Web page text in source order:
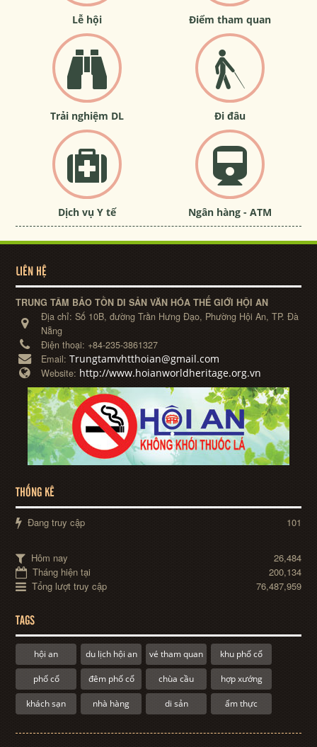
Lễ hội Điểm tham quan
Trải nghiệm DL Đi đâu
Dịch vụ Y tế Ngân hàng - ATM
LIÊN HỆ
TRUNG TÂM BẢO TỒN DI SẢN VĂN HÓA THẾ GIỚI HỘI AN
Địa chỉ:Số 10B, đường Trần Hưng Đạo, Phường Hội An, TP. Đà
Nẵng
Điện thoại: +84-235-3861327
Email:Trungtamvhtthoian@gmail.com
Website: http://www.hoianworldheritage.org.vn
THỐNG KÊ
Đang truy cập 101
Hôm nay
26,484
Tháng hiện tại
200,134
Tổng lượt truy cập
76,487,959
TAGS
hội an du lịch hội an vé tham quan khu phố cổ
phố cổ đêm phố cổ chùa cầu hợp xướng
khách sạn nhà hàng di sản ẩm thực